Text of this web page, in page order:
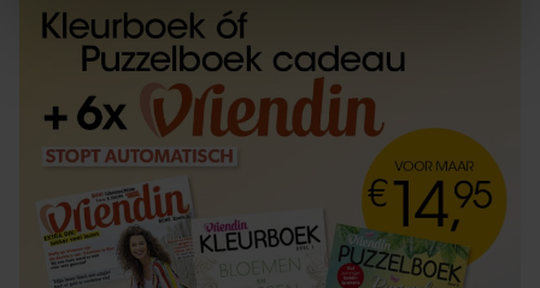
We gebruiken cookies om content en advertenties te
personaliseren, om functies voor social media te bieden
en om ons websiteverkeer te analyseren. Ook delen we
informatie over uw gebruik van onze site met onze
partners voor social media, adverteren en analyse. Deze
partners kunnen deze gegevens combineren met andere
informatie die u aan ze heeft verstrekt of die ze hebben
verzameld op basis van uw gebruik van hun services. U
gaat akkoord met onze cookies als u onze website blijft